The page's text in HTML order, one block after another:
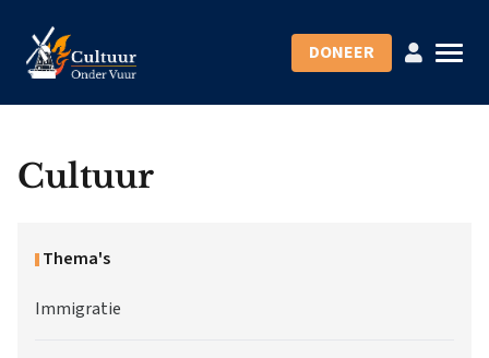
DONEER
Cultuur
Thema's
Immigratie